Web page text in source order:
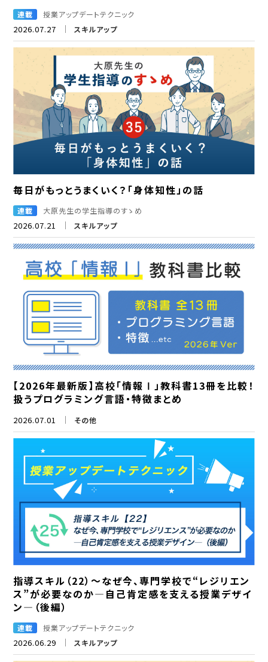
2026.07.27 スキルアップ
連載 授業アップデートテクニック
毎日がもっとうまくいく？「身体知性」の話
2026.07.21 スキルアップ
連載 大原先生の学生指導のすゝめ
【2026年最新版】高校「情報Ⅰ」教科書13冊を比較！
扱うプログラミング言語・特徴まとめ
2026.07.01 その他
指導スキル（22）～なぜ今、専門学校で“レジリエン
ス”が必要なのか―自己肯定感を支える授業デザイ
ン―（後編）
2026.06.29 スキルアップ
連載 授業アップデートテクニック